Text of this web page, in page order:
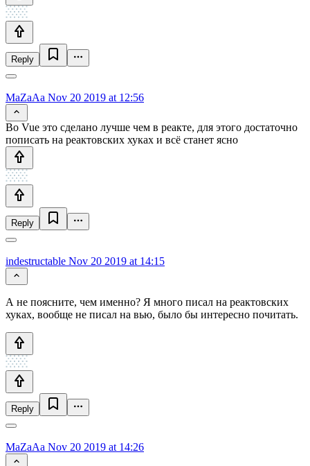
Reply
MaZaAa Nov 20 2019 at 12:56
Во Vue это сделано лучше чем в реакте, для этого достаточно
пописать на реактовских хуках и всё станет ясно
Reply
indestructable Nov 20 2019 at 14:15
А не поясните, чем именно? Я много писал на реактовских
хуках, вообще не писал на вью, было бы интересно почитать.
Reply
MaZaAa Nov 20 2019 at 14:26